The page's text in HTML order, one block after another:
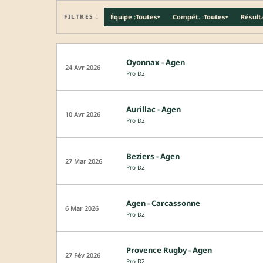
FILTRES : Équipe :Toutes▾ Compét. :Toutes▾
24 Avr 2026 Oyonnax - Agen
Pro D2
10 Avr 2026 Aurillac - Agen
Pro D2
27 Mar 2026 Beziers - Agen
Pro D2
6 Mar 2026 Agen - Carcassonne
Pro D2
27 Fév 2026 Provence Rugby - Agen
Pro D2